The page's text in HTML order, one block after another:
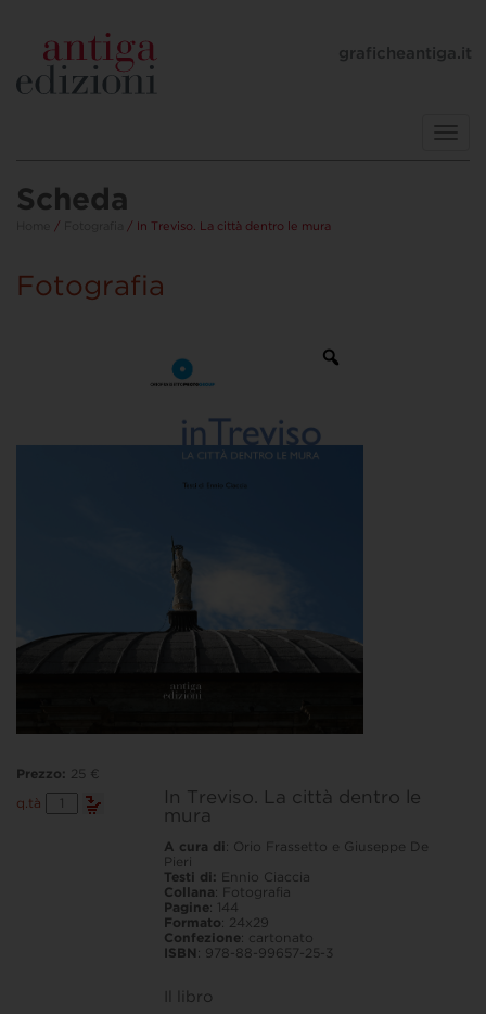
graficheantiga.it
Scheda
/ / In Treviso. La città dentro le mura
Fotografia
In Treviso. La città dentro le
mura
A cura di: Orio Frassetto e Giuseppe De
Pieri
Testi di: Ennio Ciaccia
Collana: Fotografia
Pagine: 144
Formato: 24x29
Confezione: cartonato
ISBN : 978-88-99657-25-3
Il libro
Prezzo: 25 €
q.tà
Treviso.